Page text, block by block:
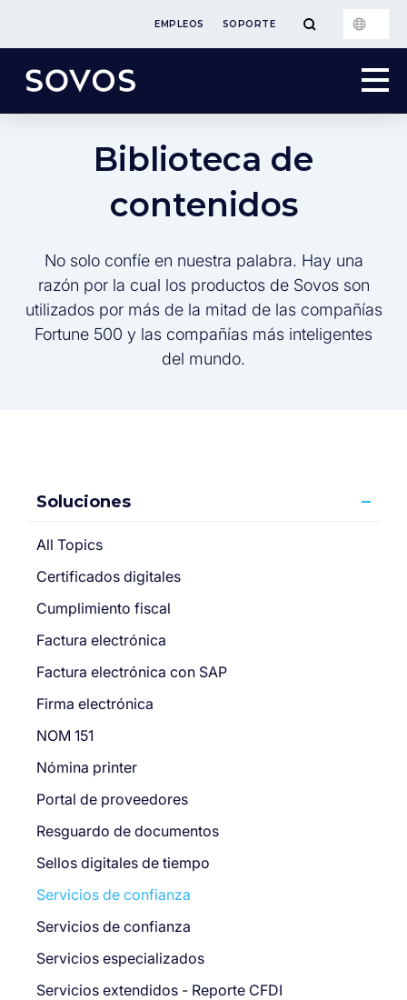
EMPLEOS SOPORTE
Biblioteca de
contenidos
No solo confíe en nuestra palabra. Hay una
razón por la cual los productos de Sovos son
utilizados por más de la mitad de las compañías
Fortune 500 y las compañías más inteligentes
del mundo.
Soluciones
All Topics
Certificados digitales
Cumplimiento fiscal
Factura electrónica
Factura electrónica con SAP
Firma electrónica
NOM 151
Nómina printer
Portal de proveedores
Resguardo de documentos
Sellos digitales de tiempo
Servicios de confianza
Servicios de confianza
Servicios especializados
Servicios extendidos - Reporte CFDI